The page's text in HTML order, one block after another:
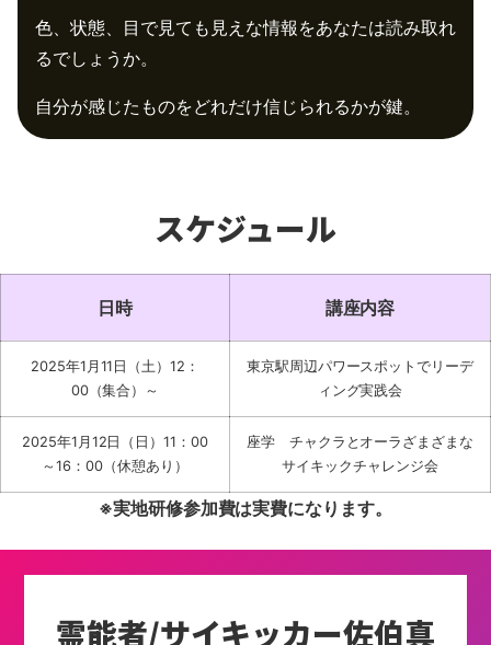
色、状態、目で見ても見えな情報をあなたは読み取れ
るでしょうか。
自分が感じたものをどれだけ信じられるかが鍵。
スケジュール
日時 講座内容
2025年1月11日（土）12：
00（集合）～
東京駅周辺パワースポットでリーデ
ィング実践会
2025年1月12日（日）11：00
～16：00（休憩あり）
座学 チャクラとオーラ ざまざまな
サイキックチャレンジ会
※実地研修参加費は実費になります。
霊能者/サイキッカー佐伯真